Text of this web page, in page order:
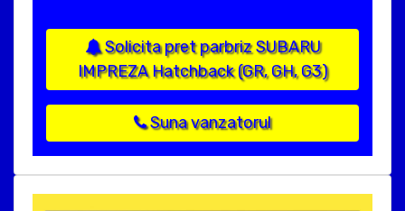
Solicita pret parbriz SUBARU
IMPREZA Hatchback (GR, GH, G3)
Suna vanzatorul